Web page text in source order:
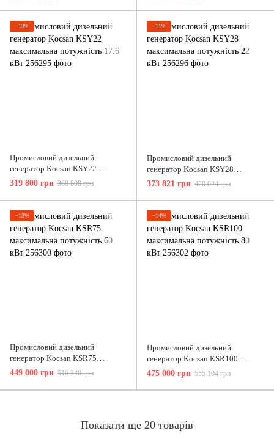
−13%
Промисловий дизельний
генератор Kocsan KSY22
максимальна потужність 17.6 кВт
319 800 грн 368 808 грн
−11%
Промисловий дизельний
генератор Kocsan KSY28
максимальна потужність 22 кВт
373 821 грн 420 024 грн
−13%
Промисловий дизельний
генератор Kocsan KSR75
максимальна потужність 60 кВт
449 000 грн 516 340 грн
−14%
Промисловий дизельний
генератор Kocsan KSR100
максимальна потужність 80 кВт
475 000 грн 555 104 грн
Показати ще 20 товарів